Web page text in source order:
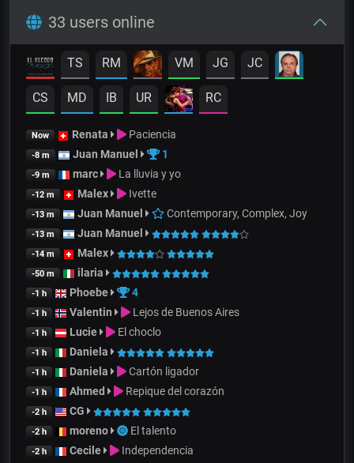
33 users online
TS RM VM JG JC
CS MD IB UR RC
Now Renata Paciencia
-8 m Juan Manuel 1
-9 m marc La lluvia y yo
-12 m Malex Ivette
-13 m Juan Manuel Contemporary, Complex, Joy
-13 m Juan Manuel
-14 m Malex
-50 m ilaria
-1 h Phoebe 4
-1 h Valentin Lejos de Buenos Aires
-1 h Lucie El choclo
-1 h Daniela
-1 h Daniela Cartón ligador
-1 h Ahmed Repique del corazón
-2 h CG
-2 h moreno El talento
-2 h Cecile Independencia